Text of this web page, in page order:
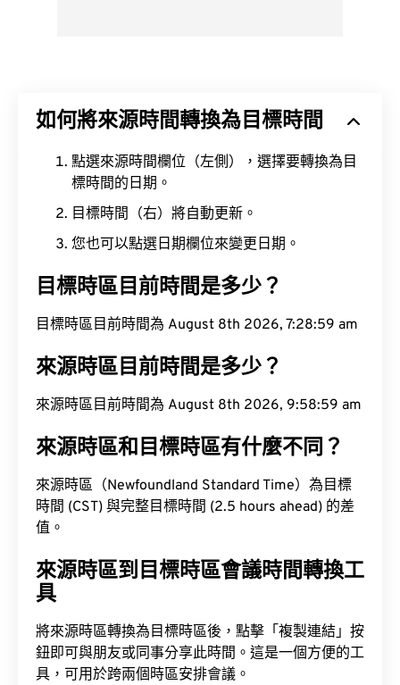
如何將來源時間轉換為目標時間
點選來源時間欄位（左側），選擇要轉換為目
標時間的日期。
目標時間（右）將自動更新。
您也可以點選日期欄位來變更日期。
目標時區目前時間是多少？
目標時區目前時間為 August 8th 2026, 7:29:00 am
來源時區目前時間是多少？
來源時區目前時間為 August 8th 2026, 9:59:00 am
來源時區和目標時區有什麼不同？
來源時區（Newfoundland Standard Time）為目標
時間 (CST) 與完整目標時間 (2.5 hours ahead) 的差
值。
來源時區到目標時區會議時間轉換工
具
將來源時區轉換為目標時區後，點擊「複製連結」按
鈕即可與朋友或同事分享此時間。這是一個方便的工
具，可用於跨兩個時區安排會議。